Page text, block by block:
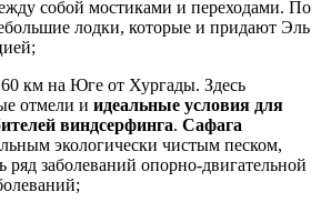
собой мостиками и переходами. По
лодки, которые и придают Эль
60 км на Юге от Хургады. Здесь
отмели и идеальные условия для
виндсерфинга. Сафага
экологически чистым песком,
ряд заболеваний опорно-двигательной